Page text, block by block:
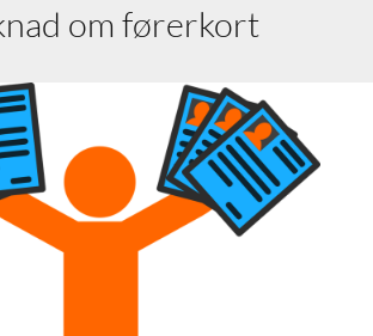
om førerkort